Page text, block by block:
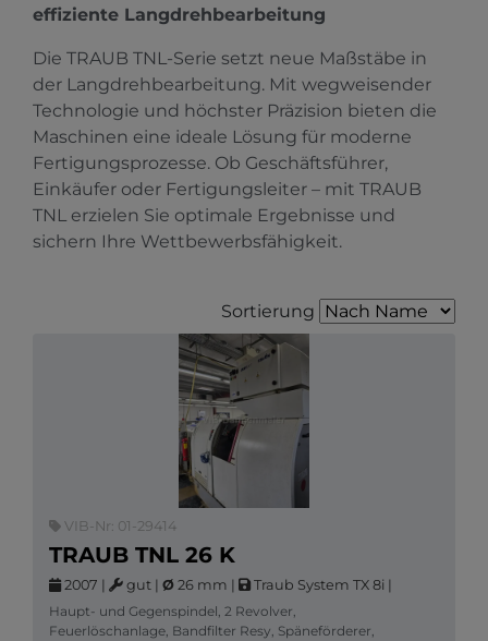
effiziente Langdrehbearbeitung
Die TRAUB TNL-Serie setzt neue Maßstäbe in
der Langdrehbearbeitung. Mit wegweisender
Technologie und höchster Präzision bieten die
Maschinen eine ideale Lösung für moderne
Fertigungsprozesse. Ob Geschäftsführer,
Einkäufer oder Fertigungsleiter – mit TRAUB
TNL erzielen Sie optimale Ergebnisse und
sichern Ihre Wettbewerbsfähigkeit.
Sortierung
VIB-Nr: 01-29414
TRAUB TNL 26 K
2007 | gut | Ø 26 mm | Traub System TX 8i |
Haupt- und Gegenspindel, 2 Revolver,
Feuerlöschanlage, Bandfilter Resy, Späneförderer,